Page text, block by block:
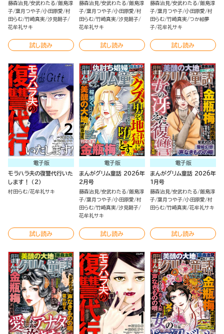
藤森治見 安武わたる 飯島淳
子 葉月つや子 小田原愛 村
田らむ 竹崎真実 汐見朝子
花牟礼サキ
試し読み
藤森治見 安武わたる 飯島淳
子 葉月つや子 小田原愛 村
田らむ 竹崎真実 汐見朝子
花牟礼サキ
試し読み
藤森治見 安武わたる 飯島淳
子 葉月つや子 小田原愛 村
田らむ 竹崎真実 つか絵夢
子 花牟礼サキ
試し読み
電子版
モラハラ夫の復讐代行いた
します！ （2）
村田らむ 花牟礼サキ
試し読み
電子版
まんがグリム童話 2026年
2月号
藤森治見 安武わたる 飯島淳
子 葉月つや子 小田原愛 村
田らむ 竹崎真実 汐見朝子
花牟礼サキ
試し読み
電子版
まんがグリム童話 2026年
1月号
藤森治見 安武わたる 飯島淳
子 葉月つや子 小田原愛 村
田らむ 竹崎真実 花牟礼サキ
試し読み